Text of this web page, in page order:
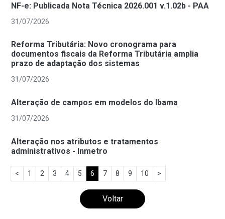
NF-e: Publicada Nota Técnica 2026.001 v.1.02b - PAA
31/07/2026
Reforma Tributária: Novo cronograma para
documentos fiscais da Reforma Tributária amplia
prazo de adaptação dos sistemas
31/07/2026
Alteração de campos em modelos do Ibama
31/07/2026
Alteração nos atributos e tratamentos
administrativos - Inmetro
< 1 2 3 4 5 6 7 8 9 10 >
Voltar